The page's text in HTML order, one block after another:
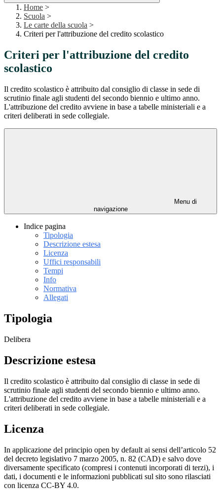
Home >
Scuola >
Le carte della scuola >
Criteri per l'attribuzione del credito scolastico
Criteri per l'attribuzione del credito
scolastico
Il credito scolastico è attribuito dal consiglio di classe in sede di
scrutinio finale agli studenti del secondo biennio e ultimo anno.
L'attribuzione del credito avviene in base a tabelle ministeriali e a
criteri deliberati in sede collegiale.
Menu di
navigazione
Indice pagina
Tipologia
Descrizione estesa
Licenza
Uffici responsabili
Tempi
Info
Normativa
Allegati
Tipologia
Delibera
Descrizione estesa
Il credito scolastico è attribuito dal consiglio di classe in sede di
scrutinio finale agli studenti del secondo biennio e ultimo anno.
L'attribuzione del credito avviene in base a tabelle ministeriali e a
criteri deliberati in sede collegiale.
Licenza
In applicazione del principio open by default ai sensi dell’articolo 52
del decreto legislativo 7 marzo 2005, n. 82 (CAD) e salvo dove
diversamente specificato (compresi i contenuti incorporati di terzi), i
dati, i documenti e le informazioni pubblicati sul sito sono rilasciati
con licenza CC-BY 4.0.